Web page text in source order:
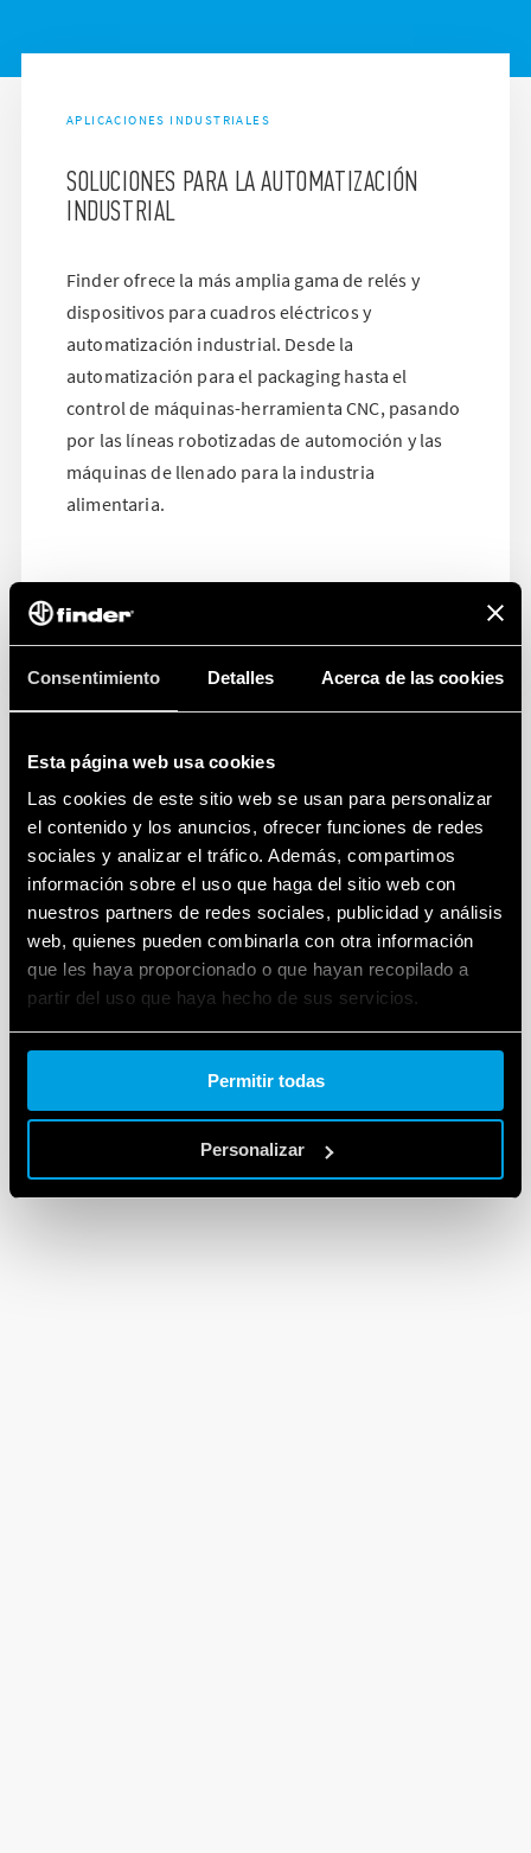
Consentimiento Detalles Acerca de las cookies
Esta página web usa cookies
Las cookies de este sitio web se usan para personalizar
el contenido y los anuncios, ofrecer funciones de redes
sociales y analizar el tráfico. Además, compartimos
información sobre el uso que haga del sitio web con
nuestros partners de redes sociales, publicidad y análisis
web, quienes pueden combinarla con otra información
que les haya proporcionado o que hayan recopilado a
partir del uso que haya hecho de sus servicios.
Cookie policy.
Permitir todas
Personalizar
APLICACIONES INDUSTRIALES
SOLUCIONES PARA LA AUTOMATIZACIÓN
INDUSTRIAL
Finder ofrece la más amplia gama de relés y
dispositivos para cuadros eléctricos y
automatización industrial. Desde la
automatización para el packaging hasta el
control de máquinas-herramienta CNC, pasando
por las líneas robotizadas de automoción y las
máquinas de llenado para la industria
alimentaria.